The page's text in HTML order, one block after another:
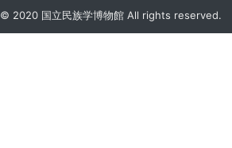
© 2020 国立民族学博物館 All rights reserved.